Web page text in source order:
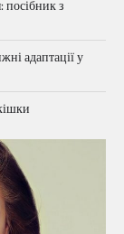
посібник з
адаптації у